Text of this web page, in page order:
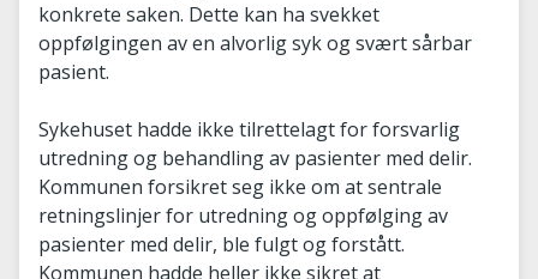
konkrete saken. Dette kan ha svekket
oppfølgingen av en alvorlig syk og svært sårbar
pasient.
Sykehuset hadde ikke tilrettelagt for forsvarlig
utredning og behandling av pasienter med delir.
Kommunen forsikret seg ikke om at sentrale
retningslinjer for utredning og oppfølging av
pasienter med delir, ble fulgt og forstått.
Kommunen hadde heller ikke sikret at